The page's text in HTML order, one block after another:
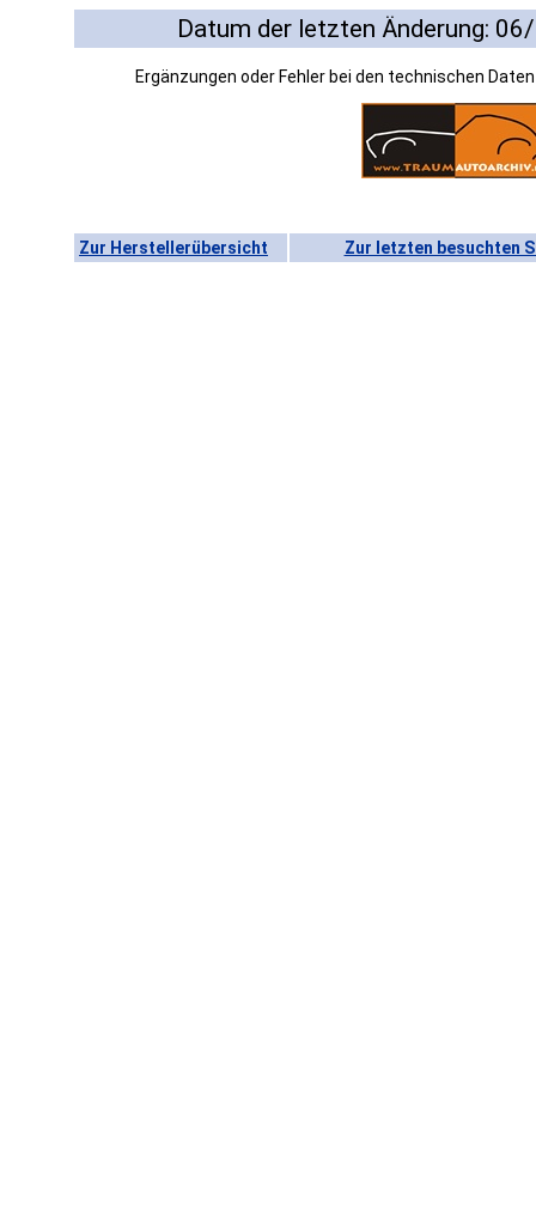
Datum der letzten Änderung:
Ergänzungen oder Fehler bei den technischen
Zur Herstellerübersicht Zur letzten besuchten